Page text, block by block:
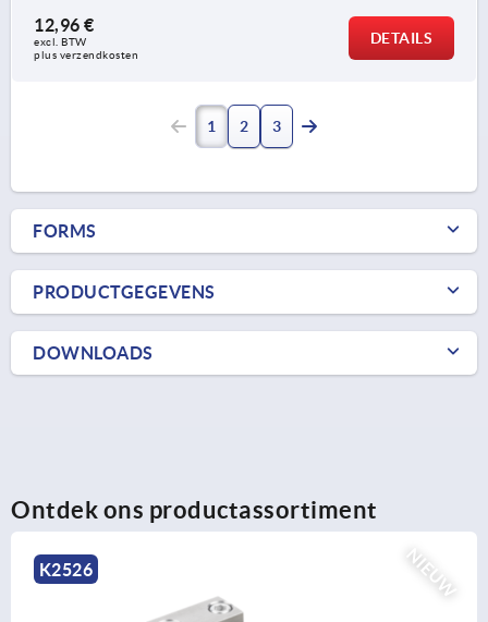
12,96 €
excl. BTW
plus verzendkosten
DETAILS
1 2 3
FORMS
PRODUCTGEGEVENS
DOWNLOADS
Ontdek ons productassortiment
NIEUW
K2526